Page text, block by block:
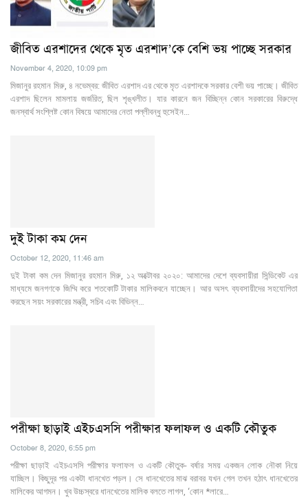
জীবিত এরশাদের থেকে মৃত এরশাদ’কে বেশি ভয় পাচ্ছে সরকার
November 4, 2020, 10:09 pm
মিজানুর রহমান মিরু, ৪ নভেম্বর: জীবিত এরশাদ এর থেকে মৃত এরশাদকে সরকার বেশী ভয় পাচ্ছে। জীবিত
এরশাদ ছিলেন মামলায় জর্জরিত, ছিল শৃঙ্খলীত। যার কারনে জন বিচ্ছিন্ন কোন সরকারের বিরুদ্ধে
জনস্বার্থ সংশ্লিষ্ট কোন বিষয়ে আমাদের নেতা পল্লীবন্ধু হুসেইন…
দুই টাকা কম দেন
October 12, 2020, 11:46 am
দুই টাকা কম দেন মিজানুর রহমান মিরু, ১২ অক্টোবর ২০২০: আমাদের দেশে ব্যবসায়ীরা সিন্ডিকেট এর
মাধ্যমে জনগণকে জিম্মি করে শতকোটি টাকার মালিকবনে যাচ্ছেন। আর অসৎ ব্যবসায়ীদের সহযোগিতা
করছেন সয়ং সরকারের মন্ত্রী, সচিব এবং বিভিন্ন…
পরীক্ষা ছাড়াই এইচএসসি পরীক্ষার ফলাফল ও একটি কৌতুক
October 8, 2020, 6:55 pm
পরীক্ষা ছাড়াই এইচএসসি পরীক্ষার ফলাফল ও একটি কৌতুক- বর্ষার সময় একজন লোক নৌকা নিয়ে
যাচ্ছিল। কিছুদূর পর একটা ধানখেত পড়ল। সে ধানখেতের মাঝ বরাবর যখন গেল তখন হঠাৎ ধানখেতের
মালিকের আগমন। খুব উচ্চস্বরে ধানখেতের মালিক বলতে লাগল, ‘কোন *লারে…